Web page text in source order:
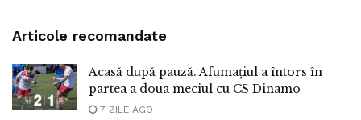
Articole recomandate
Acasă după pauză. Afumațiul a întors în
partea a doua meciul cu CS Dinamo
7 ZILE AGO